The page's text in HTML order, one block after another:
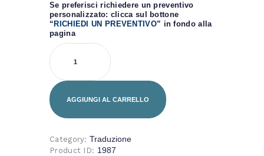
Se preferisci richiedere un preventivo
personalizzato: clicca sul bottone
“ RICHIEDI UN PREVENTIVO” in fondo alla
pagina
Traduzione
letteraria
manoscritto
quantity
AGGIUNGI AL CARRELLO
Category: Traduzione
Product ID: 1987